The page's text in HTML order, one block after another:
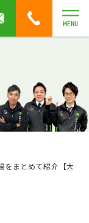
MENU
をまとめて紹介【大